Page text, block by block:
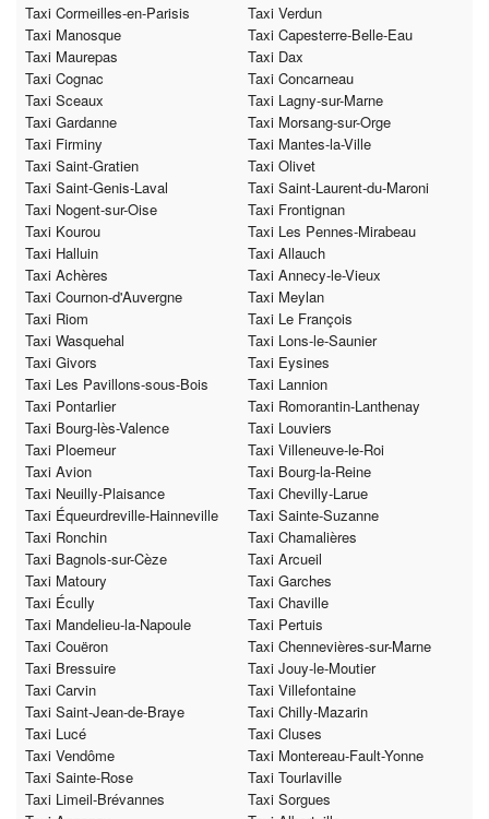
Taxi Cormeilles-en-Parisis
Taxi Verdun
Taxi Manosque
Taxi Capesterre-Belle-Eau
Taxi Maurepas
Taxi Dax
Taxi Cognac
Taxi Concarneau
Taxi Sceaux
Taxi Lagny-sur-Marne
Taxi Gardanne
Taxi Morsang-sur-Orge
Taxi Firminy
Taxi Mantes-la-Ville
Taxi Saint-Gratien
Taxi Olivet
Taxi Saint-Genis-Laval
Taxi Saint-Laurent-du-Maroni
Taxi Nogent-sur-Oise
Taxi Frontignan
Taxi Kourou
Taxi Les Pennes-Mirabeau
Taxi Halluin
Taxi Allauch
Taxi Achères
Taxi Annecy-le-Vieux
Taxi Cournon-d'Auvergne
Taxi Meylan
Taxi Riom
Taxi Le François
Taxi Wasquehal
Taxi Lons-le-Saunier
Taxi Givors
Taxi Eysines
Taxi Les Pavillons-sous-Bois
Taxi Lannion
Taxi Pontarlier
Taxi Romorantin-Lanthenay
Taxi Bourg-lès-Valence
Taxi Louviers
Taxi Ploemeur
Taxi Villeneuve-le-Roi
Taxi Avion
Taxi Bourg-la-Reine
Taxi Neuilly-Plaisance
Taxi Chevilly-Larue
Taxi Équeurdreville-Hainneville
Taxi Sainte-Suzanne
Taxi Ronchin
Taxi Chamalières
Taxi Bagnols-sur-Cèze
Taxi Arcueil
Taxi Matoury
Taxi Garches
Taxi Écully
Taxi Chaville
Taxi Mandelieu-la-Napoule
Taxi Pertuis
Taxi Couëron
Taxi Chennevières-sur-Marne
Taxi Bressuire
Taxi Jouy-le-Moutier
Taxi Carvin
Taxi Villefontaine
Taxi Saint-Jean-de-Braye
Taxi Chilly-Mazarin
Taxi Lucé
Taxi Cluses
Taxi Vendôme
Taxi Montereau-Fault-Yonne
Taxi Sainte-Rose
Taxi Tourlaville
Taxi Limeil-Brévannes
Taxi Sorgues